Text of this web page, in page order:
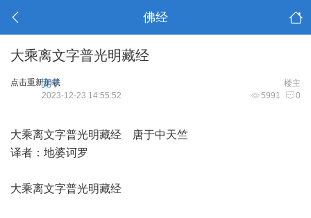
佛经
大乘离文字普光明藏经
点击重新加载 楼主
宽子
5991 0
2023-12-23 14:55:52
大乘离文字普光明藏经 唐于中天竺
译者：地婆诃罗
大乘离文字普光明藏经